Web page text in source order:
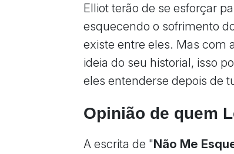
Elliot terão de se esforçar
esquecendo o sofrimento
existe entre eles. Mas com
ideia do seu historial, isso
eles entenderse depois de
Opinião de quem
A escrita de "Não Me